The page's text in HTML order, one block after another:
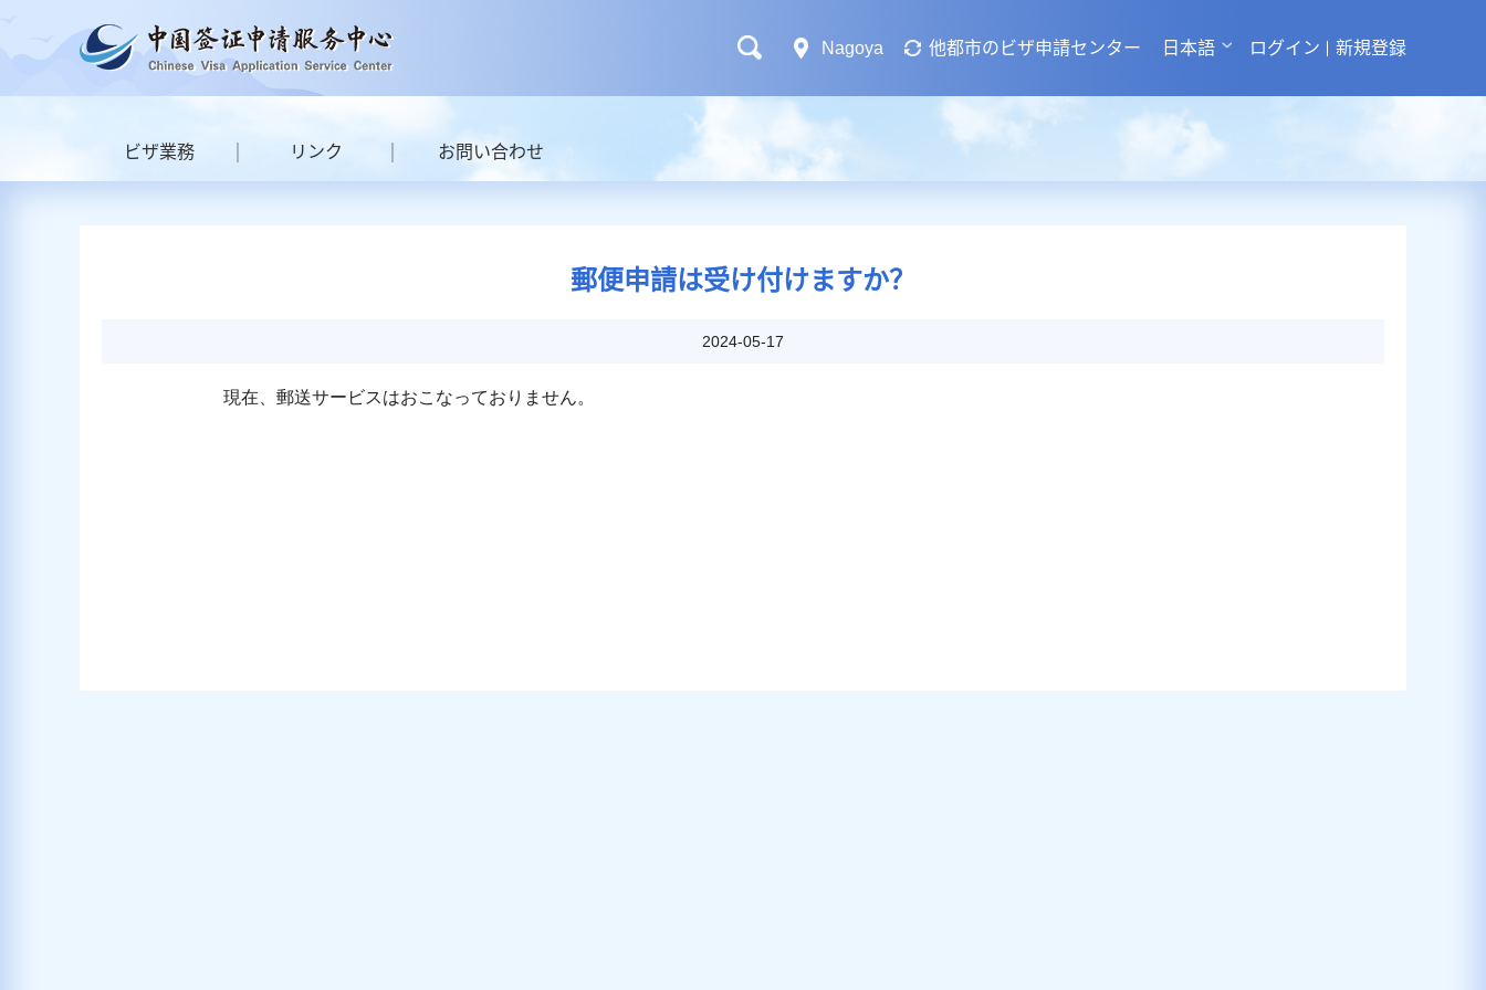
Nagoya 他都市のビザ申請センター 日本語 ログイン 新規登録
ビザ業務 リンク お問い合わせ
郵便申請は受け付けますか？
2024-05-17
現在、郵送サービスはおこなっておりません。